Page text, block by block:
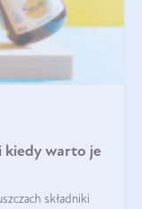
kiedy warto je
składniki